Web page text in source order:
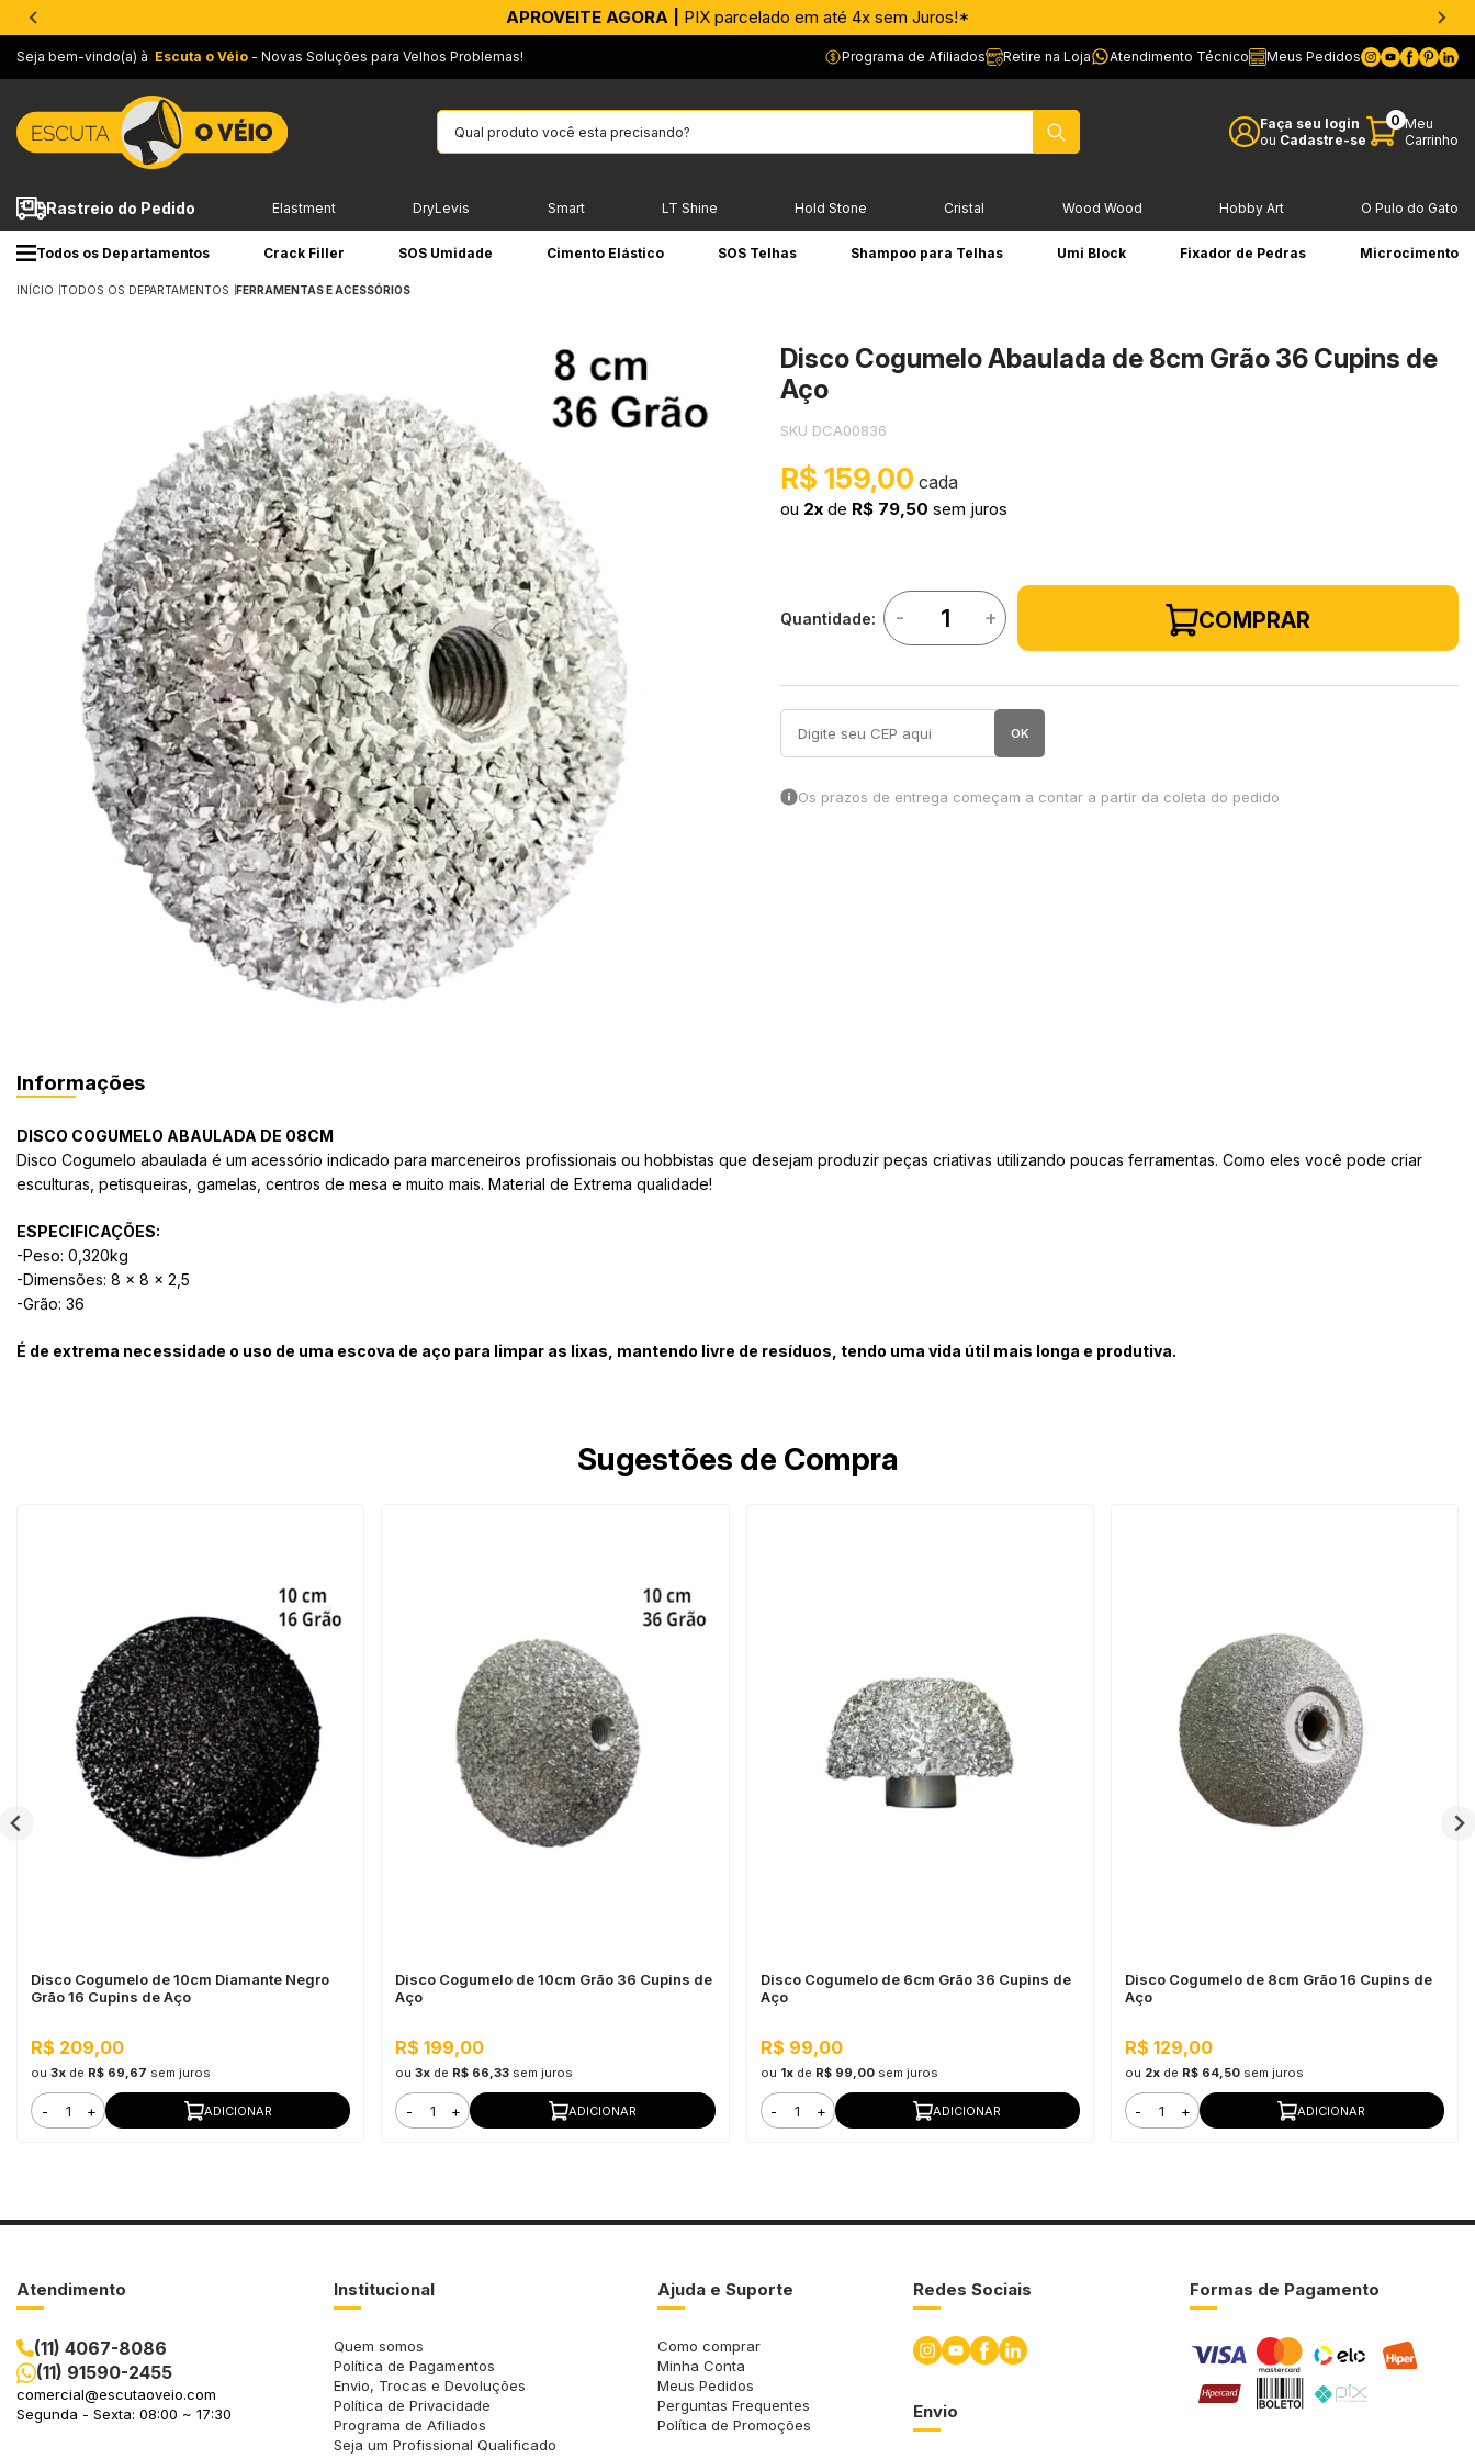
APROVEITE AGORA | PIX parcelado em até 4x sem Juros!*
CONFIA! |Faça uma renda extra conosco!*
Seja bem-vindo(a) à Escuta o Véio - Novas Soluções para Velhos Problemas! Programa de Afiliados Retire na Loja Atendimento Técnico Meus Pedidos
Faça seu login
ou Cadastre-se
0 Meu
Carrinho
Rastreio do Pedido Elastment DryLevis Smart LT Shine Hold Stone Cristal Wood Wood Hobby Art O Pulo do Gato
Todos os Departamentos Crack Filler SOS Umidade Cimento Elástico SOS Telhas Shampoo para Telhas Umi Block Fixador de Pedras Microcimento
INÍCIO TODOS OS DEPARTAMENTOS FERRAMENTAS E ACESSÓRIOS
Disco Cogumelo Abaulada de 8cm Grão 36 Cupins de
Aço
SKU DCA00836
R$ 159,00
ou 2x de R$ 79,50 sem juros
Quantidade: - + COMPRAR
OK
Os prazos de entrega começam a contar a partir da coleta do pedido
Informações
DISCO COGUMELO ABAULADA DE 08CM
Disco Cogumelo abaulada é um acessório indicado para marceneiros profissionais ou hobbistas que desejam produzir peças criativas utilizando poucas ferramentas. Como eles você pode criar
esculturas, petisqueiras, gamelas, centros de mesa e muito mais. Material de Extrema qualidade!
ESPECIFICAÇÕES:
-Peso: 0,320kg
-Dimensões: 8 x 8 x 2,5
-Grão: 36
É de extrema necessidade o uso de uma escova de aço para limpar as lixas, mantendo livre de resíduos, tendo uma vida útil mais longa e produtiva.
Sugestões de Compra
Disco Cogumelo de 10cm Diamante Negro
Grão 16 Cupins de Aço
R$ 209,00
ou 3x de R$ 69,67 sem juros
- + ADICIONAR
Disco Cogumelo de 10cm Grão 36 Cupins de
Aço
R$ 199,00
ou3x de R$ 66,33 sem juros
- + ADICIONAR
Disco Cogumelo de 6cm Grão 36 Cupins de
Aço
R$ 99,00
ou 1xde R$ 99,00 sem juros
- + ADICIONAR
Disco Cogumelo de 8cm Grão 16 Cupins de
Aço
R$ 129,00
ou 2xde R$ 64,50 sem juros
- + ADICIONAR
Atendimento
(11) 4067-8086
(11) 91590-2455
comercial@escutaoveio.com
Segunda - Sexta: 08:00 ~ 17:30
Institucional
Quem somos
Política de Pagamentos
Envio, Trocas e Devoluções
Política de Privacidade
Programa de Afiliados
Seja um Profissional Qualificado
Ajuda e Suporte
Como comprar
Minha Conta
Meus Pedidos
Perguntas Frequentes
Política de Promoções
Redes Sociais
Envio
Formas de Pagamento